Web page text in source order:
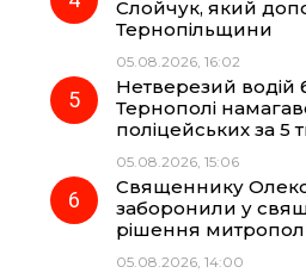
Слойчук, який
Тернопільщини
05.08.2026, 16:02
Нетверезий водій
Тернополі
поліцейських за 5
05.08.2026, 15:06
Священнику
заборонили у
рішення
05.08.2026, 14:00